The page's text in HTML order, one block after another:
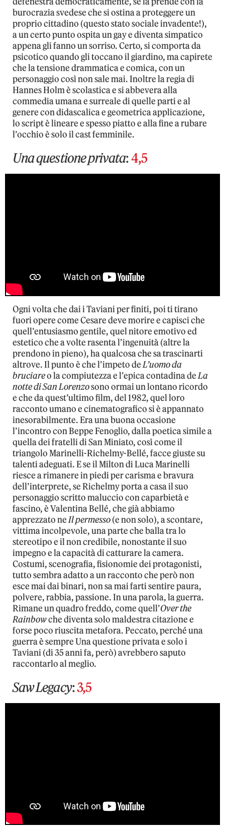
burocrazia svedese che si ostina a proteggere un
proprio cittadino (questo stato sociale invadente!),
a un certo punto ospita un gay e diventa simpatico
appena gli fanno un sorriso. Certo, si comporta da
psicotico quando gli toccano il giardino, ma capirete
che la tensione drammatica e comica, con un
personaggio così non sale mai. Inoltre la regia di
Hannes Holm è scolastica e si abbevera alla
commedia umana e surreale di quelle parti e al
genere con didascalica e geometrica applicazione,
lo script è lineare e spesso piatto e alla fine a rubare
l’occhio è solo il cast femminile.
Una questione privata:4,5
Ogni volta che dai i Taviani per finiti, poi ti tirano
fuori opere come Cesare deve morire e capisci che
quell’entusiasmo gentile, quel nitore emotivo ed
estetico che a volte rasenta l’ingenuità (altre la
prendono in pieno), ha qualcosa che sa trascinarti
altrove. Il punto è che l’impeto deL’uomo da
bruciareo la compiutezza e l’epica contadina deLa
notte di San Lorenzosono ormai un lontano ricordo
e che da quest’ultimo film, del 1982, quel loro
racconto umano e cinematografico si è appannato
inesorabilmente. Era una buona occasione
l’incontro con Beppe Fenoglio, dalla poetica simile a
quella dei fratelli di San Miniato, così come il
triangolo Marinelli-Richelmy-Bellé, facce giuste su
talenti adeguati. E se il Milton di Luca Marinelli
riesce a rimanere in piedi per carisma e bravura
dell’interprete, se Richelmy porta a casa il suo
personaggio scritto maluccio con caparbietà e
fascino, è Valentina Bellé, che già abbiamo
apprezzato neIl permesso(e non solo), a scontare,
vittima incolpevole, una parte che balla tra lo
stereotipo e il non credibile, nonostante il suo
impegno e la capacità di catturare la camera.
Costumi, scenografia, fisionomie dei protagonisti,
tutto sembra adatto a un racconto che però non
esce mai dai binari, non sa mai farti sentire paura,
polvere, rabbia, passione. In una parola, la guerra.
Rimane un quadro freddo, come quell’Over the
Rainbowche diventa solo maldestra citazione e
forse poco riuscita metafora. Peccato, perché una
guerra è sempre Una questione privata e solo i
Taviani (di 35 anni fa, però) avrebbero saputo
raccontarlo al meglio.
Saw Legacy:3,5